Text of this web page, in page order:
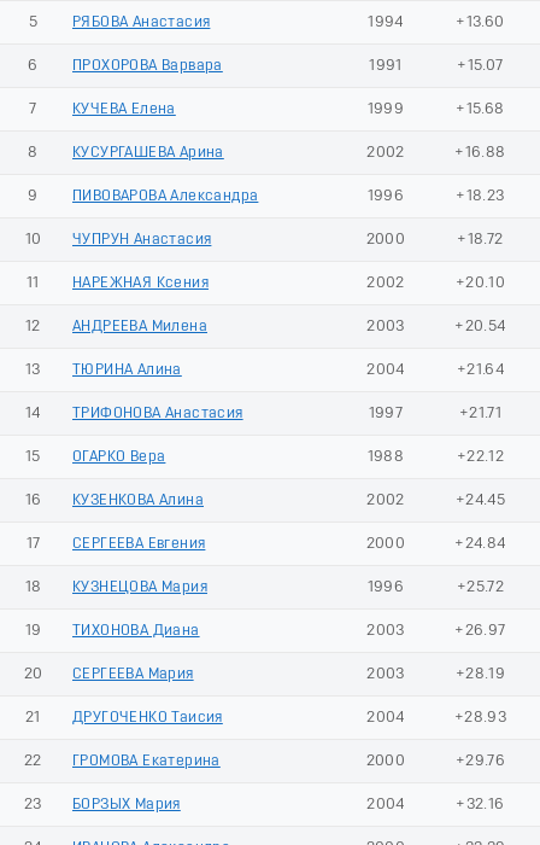
5 РЯБОВА Анастасия 1994 +13.60
6 ПРОХОРОВА Варвара 1991 +15.07
7 КУЧЕВА Елена 1999 +15.68
8 КУСУРГАШЕВА Арина 2002 +16.88
9 ПИВОВАРОВА Александра 1996 +18.23
10 ЧУПРУН Анастасия 2000 +18.72
11 НАРЕЖНАЯ Ксения 2002 +20.10
12 АНДРЕЕВА Милена 2003 +20.54
13 ТЮРИНА Алина 2004 +21.64
14 ТРИФОНОВА Анастасия 1997 +21.71
15 ОГАРКО Вера 1988 +22.12
16 КУЗЕНКОВА Алина 2002 +24.45
17 СЕРГЕЕВА Евгения 2000 +24.84
18 КУЗНЕЦОВА Мария 1996 +25.72
19 ТИХОНОВА Диана 2003 +26.97
20 СЕРГЕЕВА Мария 2003 +28.19
21 ДРУГОЧЕНКО Таисия 2004 +28.93
22 ГРОМОВА Екатерина 2000 +29.76
23 БОРЗЫХ Мария 2004 +32.16